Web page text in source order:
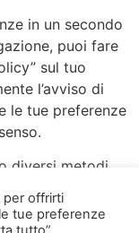
in un secondo
puoi fare
sul tuo
l’avviso di
le tue preferenze
diversi metodi
browser per
per offrirti
tue preferenze